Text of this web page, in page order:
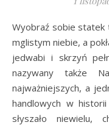
Wyobraź sobie statek tak ogromny, że jego maszt znika w
mglistym niebie, a
jedwabi i skrzyń
nazywany
najważniejszych, a
handlowych w
słyszało